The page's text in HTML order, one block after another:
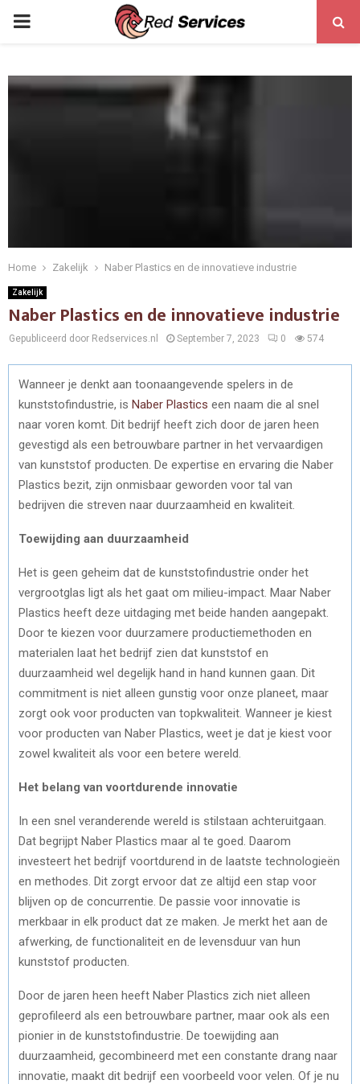
PRIMARY
Home Zakelijk Naber Plastics en de innovatieve industrie
Zakelijk
Naber Plastics en de innovatieve industrie
Gepubliceerd door Redservices.nl September 7, 2023 0 574
Wanneer je denkt aan toonaangevende spelers in de
kunststofindustrie, is Naber Plastics een naam die al snel
naar voren komt. Dit bedrijf heeft zich door de jaren heen
gevestigd als een betrouwbare partner in het vervaardigen
van kunststof producten. De expertise en ervaring die Naber
Plastics bezit, zijn onmisbaar geworden voor tal van
bedrijven die streven naar duurzaamheid en kwaliteit.
Toewijding aan duurzaamheid
Het is geen geheim dat de kunststofindustrie onder het
vergrootglas ligt als het gaat om milieu-impact. Maar Naber
Plastics heeft deze uitdaging met beide handen aangepakt.
Door te kiezen voor duurzamere productiemethoden en
materialen laat het bedrijf zien dat kunststof en
duurzaamheid wel degelijk hand in hand kunnen gaan. Dit
commitment is niet alleen gunstig voor onze planeet, maar
zorgt ook voor producten van topkwaliteit. Wanneer je kiest
voor producten van Naber Plastics, weet je dat je kiest voor
zowel kwaliteit als voor een betere wereld.
Het belang van voortdurende innovatie
In een snel veranderende wereld is stilstaan achteruitgaan.
Dat begrijpt Naber Plastics maar al te goed. Daarom
investeert het bedrijf voortdurend in de laatste technologieën
en methodes. Dit zorgt ervoor dat ze altijd een stap voor
blijven op de concurrentie. De passie voor innovatie is
merkbaar in elk product dat ze maken. Je merkt het aan de
afwerking, de functionaliteit en de levensduur van hun
kunststof producten.
Door de jaren heen heeft Naber Plastics zich niet alleen
geprofileerd als een betrouwbare partner, maar ook als een
pionier in de kunststofindustrie. De toewijding aan
duurzaamheid, gecombineerd met een constante drang naar
innovatie, maakt dit bedrijf een voorbeeld voor velen. Of je nu